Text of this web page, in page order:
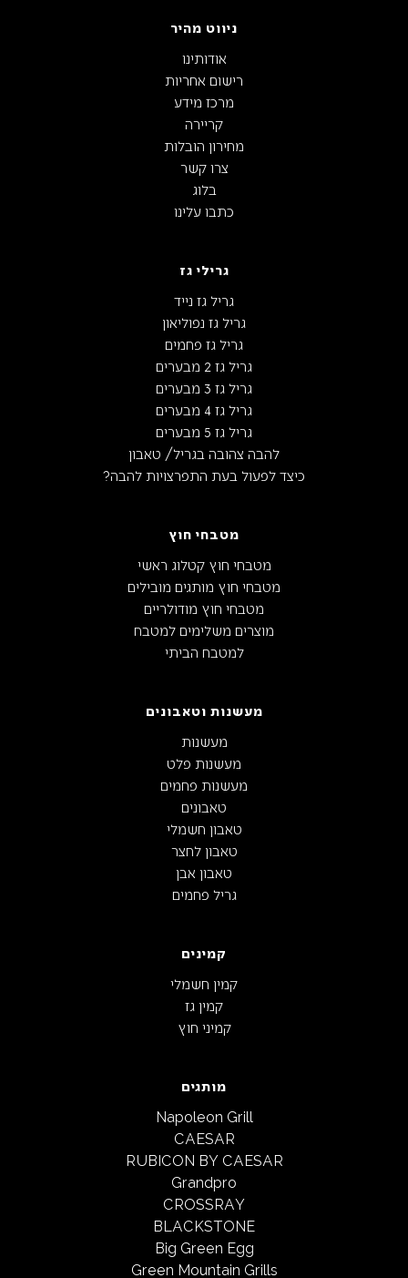
ניווט מהיר
אודותינו
רישום אחריות
מרכז מידע
קריירה
מחירון הובלות
צרו קשר
בלוג
כתבו עלינו
גרילי גז
גריל גז נייד
גריל גז נפוליאון
גריל גז פחמים
גריל גז 2 מבערים
גריל גז 3 מבערים
גריל גז 4 מבערים
גריל גז 5 מבערים
להבה צהובה בגריל/ טאבון
כיצד לפעול בעת התפרצויות להבה?
מטבחי חוץ
מטבחי חוץ קטלוג ראשי
מטבחי חוץ מותגים מובילים
מטבחי חוץ מודולריים
מוצרים משלימים למטבח
למטבח הביתי
מעשנות וטאבונים
מעשנות
מעשנות פלט
מעשנות פחמים
טאבונים
טאבון חשמלי
טאבון לחצר
טאבון אבן
גריל פחמים
קמינים
קמין חשמלי
קמין גז
קמיני חוץ
מותגים
Napoleon Grill
CAESAR
RUBICON BY CAESAR
Grandpro
CROSSRAY
BLACKSTONE
Big Green Egg
Green Mountain Grills